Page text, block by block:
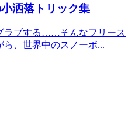
洒落トリック集
ラブする……そんなフリース
ら、世界中のスノーボ...